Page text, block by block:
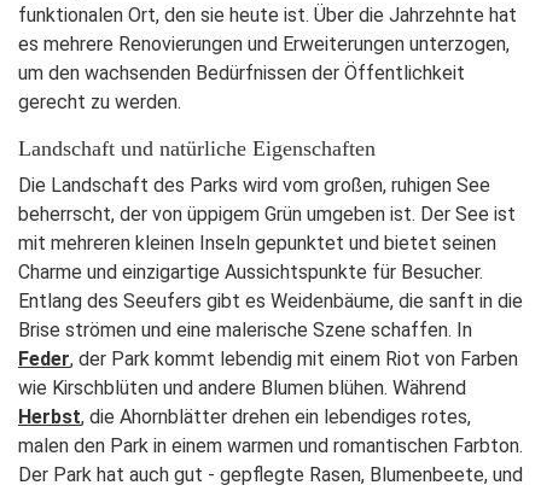
funktionalen Ort, den sie heute ist. Über die Jahrzehnte hat
es mehrere Renovierungen und Erweiterungen unterzogen,
um den wachsenden Bedürfnissen der Öffentlichkeit
gerecht zu werden.
Landschaft und natürliche Eigenschaften
Die Landschaft des Parks wird vom großen, ruhigen See
beherrscht, der von üppigem Grün umgeben ist. Der See ist
mit mehreren kleinen Inseln gepunktet und bietet seinen
Charme und einzigartige Aussichtspunkte für Besucher.
Entlang des Seeufers gibt es Weidenbäume, die sanft in die
Brise strömen und eine malerische Szene schaffen. In
Feder, der Park kommt lebendig mit einem Riot von Farben
wie Kirschblüten und andere Blumen blühen. Während
Herbst, die Ahornblätter drehen ein lebendiges rotes,
malen den Park in einem warmen und romantischen Farbton.
Der Park hat auch gut - gepflegte Rasen, Blumenbeete, und